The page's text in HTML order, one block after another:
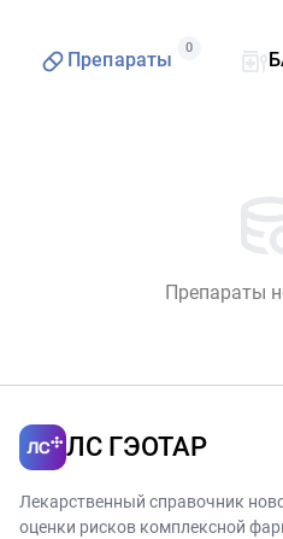
Препараты
0
Препараты
ЛС ГЭОТАР
Лекарственный справочник
оценки рисков комплексной